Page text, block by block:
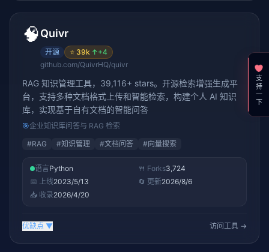
🧠Quivr
开源 ⭐ 39k ↑+4
github.com/QuivrHQ/quivr
RAG 知识管理工具，39,116+ stars。开源检索增强生成平
台，支持多种文档格式上传和智能检索，构建个人 AI 知识
库，实现基于自有文档的智能问答
🎯企业知识库问答与 RAG 检索
#RAG #知识管理 #文档问答 #向量搜索
语言Python 🍴 Forks3,724
📅 上线2023/5/13 🔄 更新2026/8/6
📥 收录2026/4/20
优缺点 ▼ 访问工具 →
支持一下